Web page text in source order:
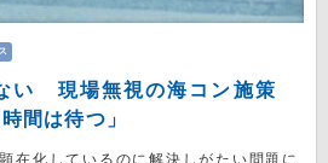
い 現場無視の海コン施策
間は待つ」